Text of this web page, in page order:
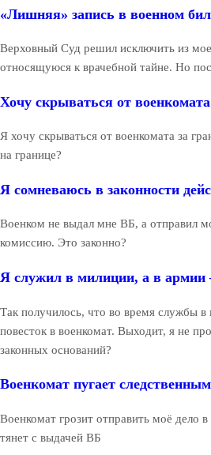
«Лишняя» запись в военном
Верховный Суд решил исключить из
относящуюся к врачебной тайне. Но
Хочу скрываться от военкомата
Я хочу скрываться от военкомата за
на границе?
Я сомневаюсь в законности
Военком не выдал мне ВБ, а отправил
комиссию. Это законно?
Я служил в милиции, а в армии
Так получилось, что во время службы в
повесток в военкомат. Выходит, я не
законных оснований?
Военкомат пугает
Военкомат грозит отправить моё дело
тянет с выдачей ВБ